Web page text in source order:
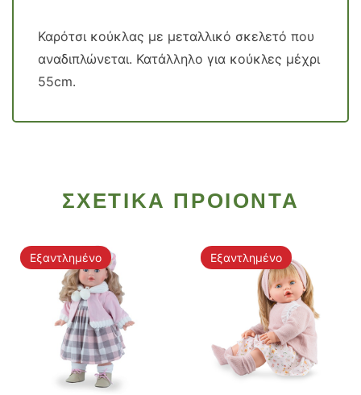
Καρότσι κούκλας με μεταλλικό σκελετό που
αναδιπλώνεται. Κατάλληλο για κούκλες μέχρι
55cm.
ΣΧΕΤΙΚΑ ΠΡΟΙΟΝΤΑ
Εξαντλημένο Εξαντλημένο